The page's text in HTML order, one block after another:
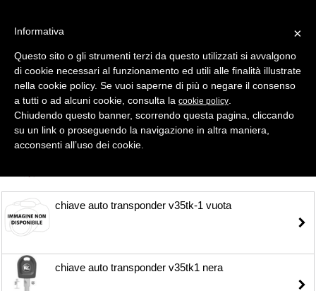
Selezione
CHIAVI AUTO
chiave auto transponder v35tk-1 vuota
chiave auto transponder v35tk1 nera
×
Informativa
Questo sito o gli strumenti terzi da questo utilizzati si avvalgono
di cookie necessari al funzionamento ed utili alle finalità illustrate
nella cookie policy. Se vuoi saperne di più o negare il consenso
a tutti o ad alcuni cookie, consulta la cookie policy
Chiudendo questo banner, scorrendo questa pagina, cliccando
su un link o proseguendo la navigazione in altra maniera,
acconsenti all’uso dei cookie.